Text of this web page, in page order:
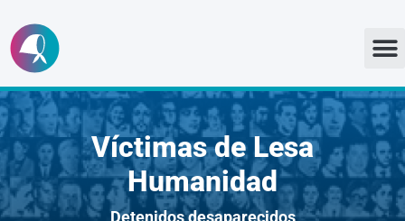
Ir
al
contenido
Víctimas de Lesa
Humanidad
Detenidos desaparecidos